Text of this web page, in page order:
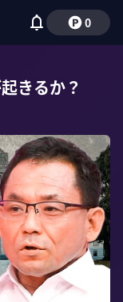
0
きるか？